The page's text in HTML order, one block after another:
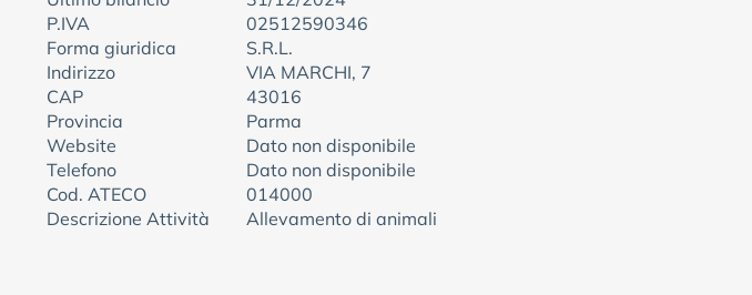
P.IVA
02512590346
Forma giuridica
S.R.L.
Indirizzo
VIA MARCHI, 7
CAP
43016
Provincia
Parma
Website
Dato non disponibile
Telefono
Dato non disponibile
Cod. ATECO
014000
Descrizione Attività
Allevamento di animali